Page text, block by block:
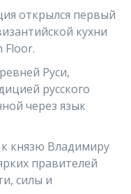
открылся первый
кухни
Floor.
Руси,
русского
через язык
князю Владимиру
правителей
силы и